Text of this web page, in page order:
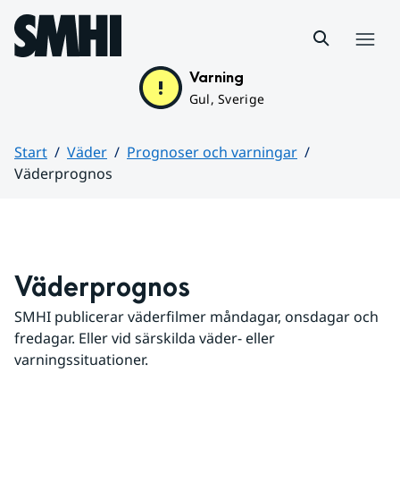
Hoppa till sidans innehåll
Varning
Gul, Sverige
Start Väder
Prognoser och varningar
Väderprognos
Väderprognos
SMHI publicerar väderfilmer måndagar, onsdagar och
fredagar. Eller vid särskilda väder- eller
varningssituationer.